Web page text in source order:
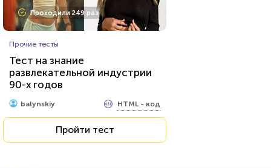
Проходили 249 раз
Прочие тесты
Тест на знание
развлекательной индустрии
90-х годов
balynskiy HTML - код
Пройти тест